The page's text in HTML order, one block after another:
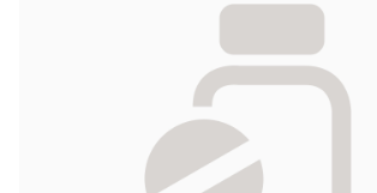
086553
Vaikuttava aine nimodipiini